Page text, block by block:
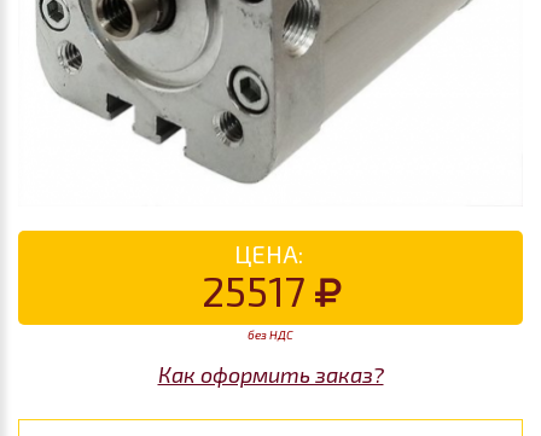
ЦЕНА:
25517
без НДС
Как оформить заказ?